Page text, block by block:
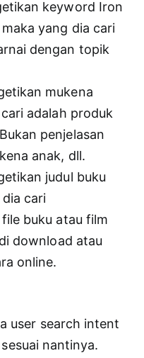
keyword Iron
yang dia cari
dengan topik
mukena
adalah produk
penjelasan
anak, dll.
judul buku
cari
buku atau film
download atau
online.
user search intent
nantinya.